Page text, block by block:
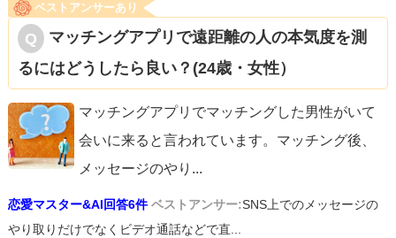
ベストアンサーあり
マッチングアプリで遠距離の人の本気度を測
るにはどうしたら良い？(24歳・女性）
マッチングアプリでマッチングした男性がいて
会いに来ると言われています。マッチング後、
メッセージのやり ...
恋愛マスター&AI回答6件 ベストアンサー:SNS上でのメッセージの
やり取りだけでなくビデオ通話などで直...